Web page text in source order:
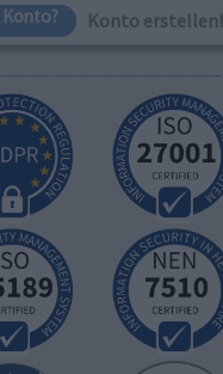
Konto? Konto erstellen!